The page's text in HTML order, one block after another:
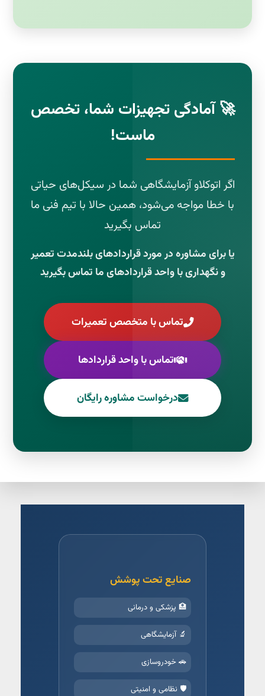
🚀 آمادگی تجهیزات شما، تخصص
ماست!
اگر اتوکلاو آزمایشگاهی شما در سیکل‌های حیاتی
با خطا مواجه می‌شود، همین حالا با تیم فنی ما
تماس بگیرید
یا برای مشاوره در مورد قراردادهای بلندمدت تعمیر
و نگهداری با واحد قراردادهای ما تماس بگیرید
تماس با متخصص تعمیرات
تماس با واحد قراردادها
درخواست مشاوره رایگان
صنایع تحت پوشش
🏥 پزشکی و درمانی
🔬 آزمایشگاهی
🚗 خودروسازی
🛡️ نظامی و امنیتی